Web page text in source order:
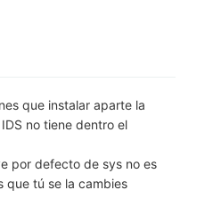
que instalar aparte la
no tiene dentro el
por defecto de sys no es
que tú se la cambies